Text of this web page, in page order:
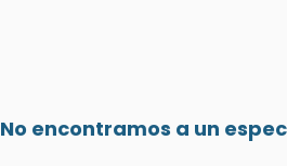
No encontramos a un